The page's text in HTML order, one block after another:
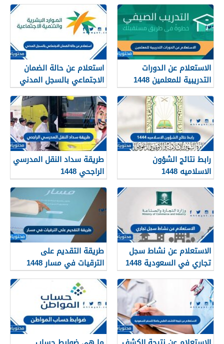
الاستعلام عن الدورات
التدريبية للمعلمين 1448
استعلام عن حالة الضمان
الاجتماعي بالسجل المدني
1448
رابط نتائج الشؤون
الاسلاميه 1448
طريقة سداد النقل المدرسي
الراجحي 1448
الاستعلام عن نشاط سجل
تجاري في السعودية 1448
طريقة التقديم على
الترقيات في مسار 1448